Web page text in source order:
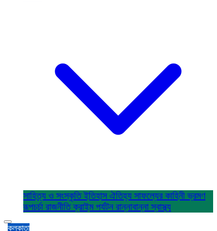
সাহিত্য ও সংস্কৃতিইতিহাস ঐতিহ্য সাফল্যের কাহিনীভ্রমণ
রূপচর্চা রাজনীতিক্রাইম পর্যটন রান্নাবান্নাস্বাস্থ্য
কলকাতা